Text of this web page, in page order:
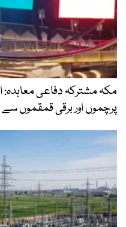
مکہ مشترکہ دفاعی معاہدہ:
پرچموں اور برقی قمقموں